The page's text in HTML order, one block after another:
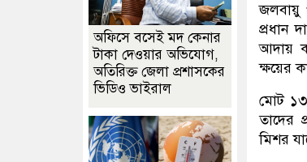
জলবায়ু
প্রধান
আদায়
ক্ষয়ের
মোট ১৩
তাদের
মিশর
অফিসে বসেই মদ কেনার
টাকা দেওয়ার অভিযোগ,
অতিরিক্ত জেলা প্রশাসকের
ভিডিও ভাইরাল